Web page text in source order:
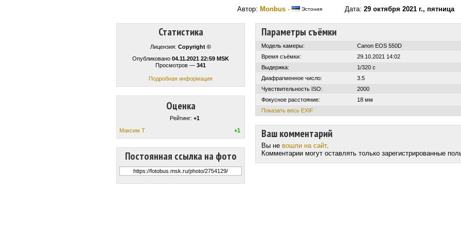
Автор: Monbus · Эстония Дата: 29 октября 2021 г., пятница
Статистика
Лицензия: Copyright ©
Опубликовано 04.11.2021 22:59 MSK
Просмотров — 341
Подробная информация
Оценка
Рейтинг: +1
Максим Т
+1
Постоянная ссылка на фото
Параметры съёмки
Модель камеры:
Canon EOS 550D
Время съёмки:
29.10.2021 14:02
Выдержка:
1/320 с
Диафрагменное число:
3.5
Чувствительность ISO:
2000
Фокусное расстояние:
18 мм
Показать весь EXIF
Ваш комментарий
Вы не вошли на сайт.
Комментарии могут оставлять только зарегистрированные